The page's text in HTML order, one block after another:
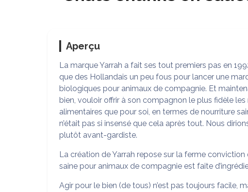
Aperçu
La marque Yarrah a fait ses tout premiers pas en
que des Hollandais un peu fous pour lancer une
biologiques pour animaux de compagnie. Et
bien, vouloir offrir à son compagnon le plus fidèle
alimentaires que pour soi, en termes de nourriture
n’était pas si insensé que cela après tout. Nous
plutôt avant-gardiste.
La création de Yarrah repose sur la ferme conviction
saine pour animaux de compagnie est faite
Agir pour le bien (de tous) n’est pas toujours facile,